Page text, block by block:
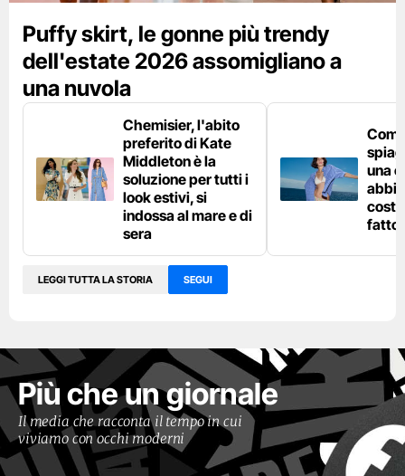
Puffy skirt, le gonne più trendy
dell'estate 2026 assomigliano a
una nuvola
Chemisier, l'abito
preferito di Kate
Middleton è la
soluzione per tutti i
look estivi, si
indossa al mare e di
sera
una
fatto
LEGGI TUTTA LA STORIA SEGUI
Più che un giornale
Il media che racconta il tempo in cui
viviamo con occhi moderni